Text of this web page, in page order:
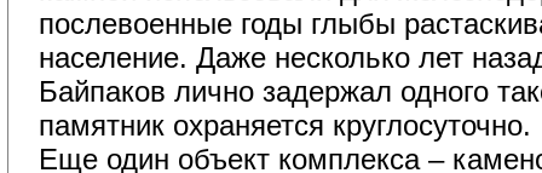
послевоенные годы глыбы
население. Даже несколько лет
Байпаков лично задержал одного
памятник охраняется круглосуточно.
Еще один объект комплекса –